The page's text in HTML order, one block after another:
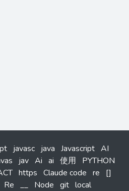
javasc java Javascript AI
jav Ai ai 使用
PYTHON
https Claude code re
[]
Re __ Node git local